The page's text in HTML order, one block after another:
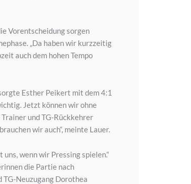
Vorentscheidung sorgen
„Da haben wir kurzzeitig
auch dem hohen Tempo
Esther Peikert mit dem 4:1
Jetzt können wir ohne
und TG-Rückkehrer
wir auch“, meinte Lauer.
wenn wir Pressing spielen.“
die Partie nach
Neuzugang Dorothea